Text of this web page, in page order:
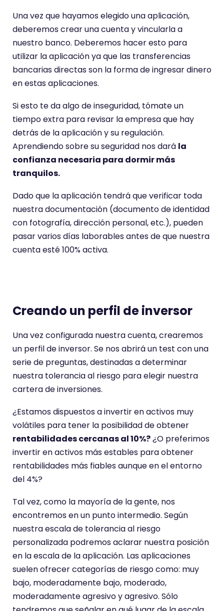
Una vez que hayamos elegido una aplicación,
deberemos crear una cuenta y vincularla a
nuestro banco. Deberemos hacer esto para
utilizar la aplicación ya que las transferencias
bancarias directas son la forma de ingresar dinero
en estas aplicaciones.
Si esto te da algo de inseguridad, tómate un
tiempo extra para revisar la empresa que hay
detrás de la aplicación y su regulación.
Aprendiendo sobre su seguridad nos dará la
confianza necesaria para dormir más
tranquilos.
Dado que la aplicación tendrá que verificar toda
nuestra documentación (documento de identidad
con fotografía, dirección personal, etc.), pueden
pasar varios días laborables antes de que nuestra
cuenta esté 100% activa.
Creando un perfil de inversor
Una vez configurada nuestra cuenta, crearemos
un perfil de inversor. Se nos abrirá un test con una
serie de preguntas, destinadas a determinar
nuestra tolerancia al riesgo para elegir nuestra
cartera de inversiones.
¿Estamos dispuestos a invertir en activos muy
volátiles para tener la posibilidad de obtener
rentabilidades cercanas al 10%?¿O preferimos
invertir en activos más estables para obtener
rentabilidades más fiables aunque en el entorno
del 4%?
Tal vez, como la mayoría de la gente, nos
encontremos en un punto intermedio. Según
nuestra escala de tolerancia al riesgo
personalizada podremos aclarar nuestra posición
en la escala de la aplicación. Las aplicaciones
suelen ofrecer categorías de riesgo como: muy
bajo, moderadamente bajo, moderado,
moderadamente agresivo y agresivo. Sólo